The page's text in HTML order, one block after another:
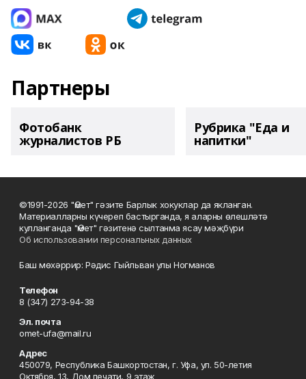
Партнеры
Фотобанк
журналистов РБ
Рубрика "Еда и
напитки"
©1991-2026 "Өмет" гәзите Барлык хокуклар да якланган.
Материалларны күчереп бастырганда, я аларны өлешләтә
кулланганда "Өмет" гәзитенә сылтанма ясау мәҗбүри
Об использовании персональных данных
Баш мөхәррир: Рәдис Гыйльван улы Ногманов
Телефон
8 (347) 273-94-38
Эл. почта
omet-ufa@mail.ru
Адрес
450079, Республика Башкортостан, г. Уфа, ул. 50-летия
Октября, 13, Дом печати, 9 этаж